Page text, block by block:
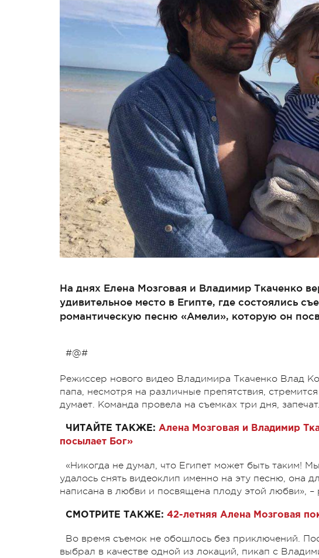
На днях Елена Мозговая и Владимир Ткаченко
удивительное место в Египте, где состоялись
романтическую песню «Амели», которую он
#@#
Режиссер нового видео Владимира Ткаченко Влад
папа, несмотря на различные препятствия,
думает. Команда провела на съемках три дня,
ЧИТАЙТЕ ТАКЖЕ: Алена Мозговая и Владимир
посылает Бог»
«Никогда не думал, что Египет может быть таким!
удалось снять видеоклип именно на эту песню, она
написана в любви и посвящена плоду этой любви», –
СМОТРИТЕ ТАКЖЕ: 42-летняя Алена Мозговая
Во время съемок не обошлось без приключений.
выбрал в качестве одной из локаций, пикап с